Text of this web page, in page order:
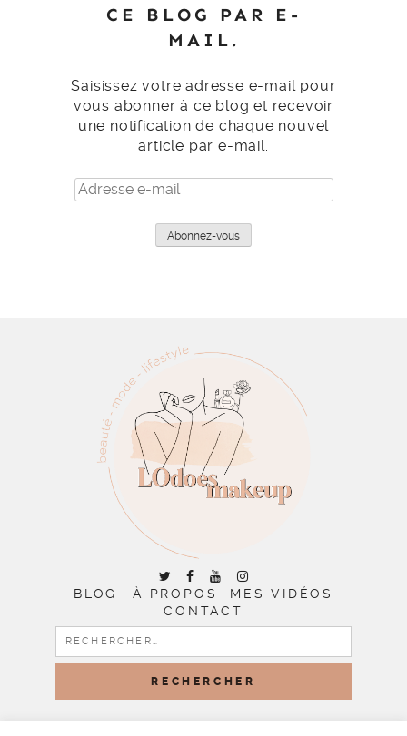
CE BLOG PAR E-
MAIL.
Saisissez votre adresse e-mail pour
vous abonner à ce blog et recevoir
une notification de chaque nouvel
article par e-mail.
Adresse
e-
Abonnez-vous
BLOG À PROPOS
MES VIDÉOS
CONTACT
RECHERCHER :